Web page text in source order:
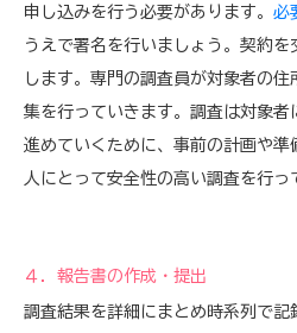
申し込みを行う必要があります。 必
うえで署名を行いましょう。契約
します。専門の調査員が対象者の
集を行っていきます。調査は対象
進めていくために、事前の計画や
人にとって安全性の高い調査を行っ
４．報告書の作成・提出
調査結果を詳細にまとめ時系列で